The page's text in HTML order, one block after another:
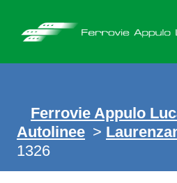
content
Ferrovie Appulo
Autolinee >
1326